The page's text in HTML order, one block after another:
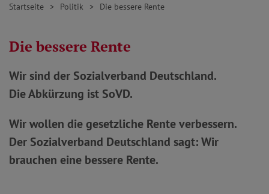
Startseite Politik Die bessere Rente
Die bessere Rente
Wir sind der Sozialverband Deutschland.
Die Abkürzung ist SoVD.
Wir wollen die gesetzliche Rente verbessern.
Der Sozialverband Deutschland sagt: Wir
brauchen eine bessere Rente.